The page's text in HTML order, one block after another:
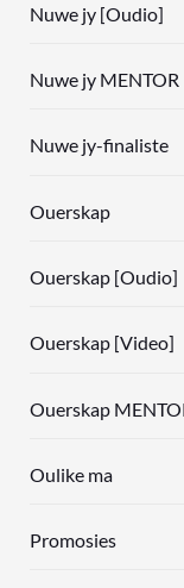
Nuwe jy [Oudio]
Nuwe jy MENTOR
Nuwe jy-finaliste
Ouerskap
Ouerskap [Oudio]
Ouerskap [Video]
Ouerskap
Oulike ma
Promosies